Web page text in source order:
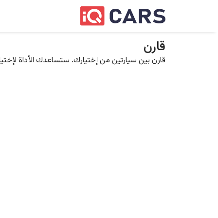
قارن
قارن بين سيارتين من إختيارك. ستساعدك الأداة